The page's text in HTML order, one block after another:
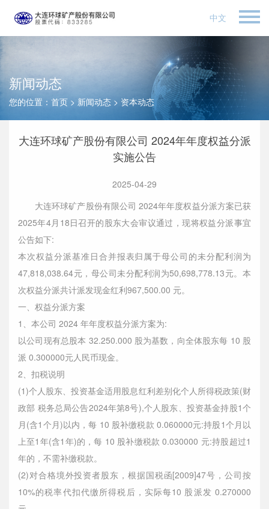
中文
新闻动态
您的位置： 首页 > 新闻动态 > 资本动态
大连环球矿产股份有限公司 2024年年度权益分派
实施公告
2025-04-29
大连环球矿产股份有限公司 2024年年度权益分派方案已获
2025年4月18日召开的股东大会审议通过，现将权益分派事宜
公告如下:
本次权益分派基准日合并报表归属于母公司的未分配利润为
47,818,038.64元，母公司未分配利润为50,698,778.13元。本
次权益分派共计派发现金红利967,500.00 元。
一、权益分派方案
1、本公司 2024 年年度权益分派方案为:
以公司现有总股本 32.250.000 股为基数，向全体股东每 10 股
派 0.300000元人民币现金。
2、扣税说明
(1)个人股东、投资基金适用股息红利差别化个人所得税政策(财
政部 税务总局公告2024年第8号),个人股东、投资基金持股1个
月(含1个月)以内，每 10 股补缴税款 0.060000元:持股1个月以
上至1年(含1年)的，每 10 股补缴税款 0.030000 元:持股超过1
年的，不需补缴税款。
(2)对合格境外投资者股东，根据国税函[2009]47号，公司按
10%的税率代扣代缴所得税后，实际每10 股派发 0.270000